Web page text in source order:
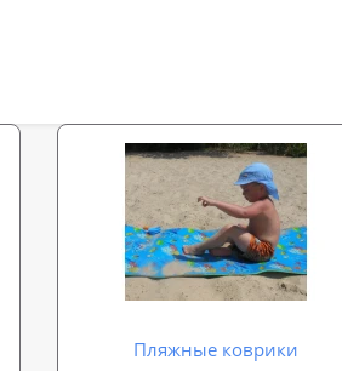
Пляжные коврики